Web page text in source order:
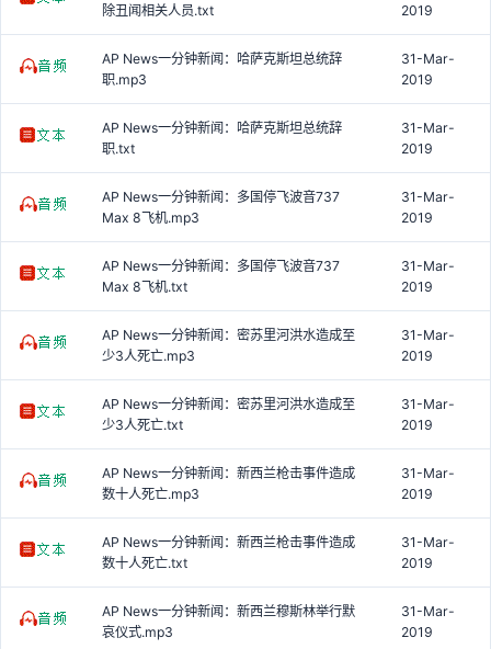
除丑闻相关人员.txt
2019
AP News一分钟新闻：哈萨克斯坦总统辞
职.mp3
31-Mar-
2019
AP News一分钟新闻：哈萨克斯坦总统辞
职.txt
31-Mar-
2019
AP News一分钟新闻：多国停飞波音737
Max 8飞机.mp3
31-Mar-
2019
AP News一分钟新闻：多国停飞波音737
Max 8飞机.txt
31-Mar-
2019
AP News一分钟新闻：密苏里河洪水造成至
少3人死亡.mp3
31-Mar-
2019
AP News一分钟新闻：密苏里河洪水造成至
少3人死亡.txt
31-Mar-
2019
AP News一分钟新闻：新西兰枪击事件造成
数十人死亡.mp3
31-Mar-
2019
AP News一分钟新闻：新西兰枪击事件造成
数十人死亡.txt
31-Mar-
2019
AP News一分钟新闻：新西兰穆斯林举行默
哀仪式.mp3
31-Mar-
2019